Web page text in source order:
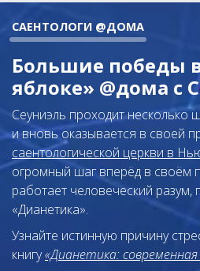
САЕНТОЛОГИ @ДОМА
Большие победы
яблоке» @дома с
Сеуниэль проходит несколько
и вновь оказывается в своей
саентологической церкви в
огромный шаг вперёд в своём
работает человеческий разум,
«Дианетика».
Узнайте истинную причину
книгу«Дианетика: современная